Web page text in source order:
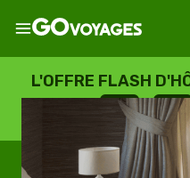
L'OFFRE FLASH
--
JOURS
: --
HEURES